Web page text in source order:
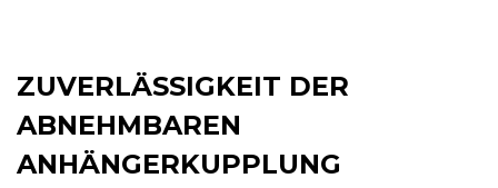
ZUVERLÄSSIGKEIT DER
ABNEHMBAREN
ANHÄNGERKUPPLUNG